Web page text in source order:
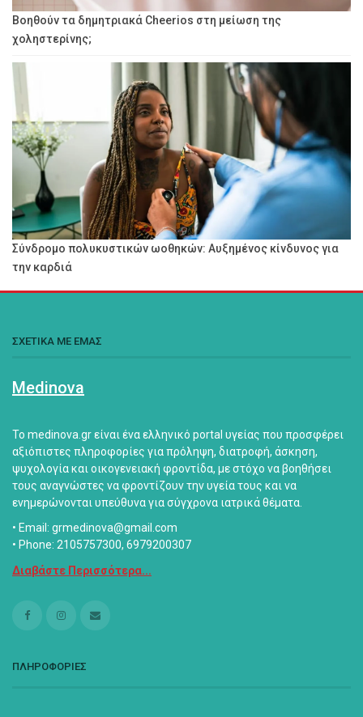
Βοηθούν τα δημητριακά Cheerios στη μείωση της
χοληστερίνης;
Σύνδρομο πολυκυστικών ωοθηκών: Αυξημένος κίνδυνος για
την καρδιά
ΣΧΕΤΙΚΑ ΜΕ ΕΜΑΣ
Medinova
Το medinova.gr είναι ένα ελληνικό portal υγείας που προσφέρει
αξιόπιστες πληροφορίες για πρόληψη, διατροφή, άσκηση,
ψυχολογία και οικογενειακή φροντίδα, με στόχο να βοηθήσει
τους αναγνώστες να φροντίζουν την υγεία τους και να
ενημερώνονται υπεύθυνα για σύγχρονα ιατρικά θέματα.
• Email: grmedinova@gmail.com
• Phone: 2105757300, 6979200307
Διαβάστε Περισσότερα...
ΠΛΗΡΟΦΟΡΙΕΣ